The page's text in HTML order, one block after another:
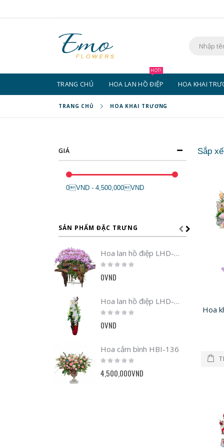
nội
dung
TRANG CHỦ HOA LAN HỒ ĐIỆP
HOT!
HOA KHAI
TRANG CHỦ HOA KHAI TRƯƠNG
Sắp
GIÁ
0VND - 4,500,000VND
SẢN PHẨM ĐẶC TRƯNG
Hoa lan hồ điệp LHD-1662
Rating:
0VND
Hoa lan hồ điệp LHD-1230
Rating:
0VND
Hoa cắm bình HBI-136
Rating:
4,500,000VND